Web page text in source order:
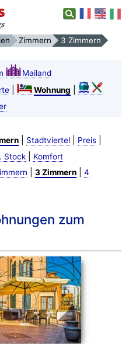
Zimmern 3 Zimmern
Mailand
| Wohnung
| Stadtviertel| Preis|
Stock|
Komfort
3 Zimmern| 4
zum